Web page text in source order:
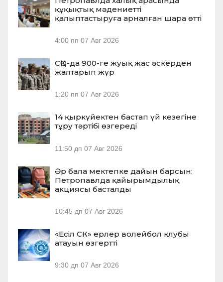
құқықтық мәдениетті
қалыптастыруға арналған шара өтті
4:00 пп 07 Авг 2026
СҚО-да 900-ге жуық жас әскерден
жалтарып жүр
1:20 пп 07 Авг 2026
14 қыркүйектен бастап үй кезегіне
тұру тәртібі өзгереді
11:50 дп 07 Авг 2026
Әр бала мектепке дайын барсын:
Петропавлда қайырымдылық
акциясы басталды
10:45 дп 07 Авг 2026
«Есіл СК» ерлер волейбол клубы
атауын өзгертті
9:30 дп 07 Авг 2026